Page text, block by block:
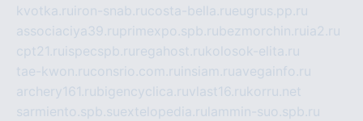
kvotka.ru iron-snab.rucosta-bella.rueugrus.pp.ru
associaciya39.ruprimexpo.spb.rubezmorchin.ru ia2.ru
cpt21.ru ispecspb.ru regahost.rukolosok-elita.ru
tae-kwon.ruconsrio.com.ru insiam.ruavegainfo.ru
archery161.rubigencyclica.ruvlast16.rukorru.net
sarmiento.spb.suextelopedia.ru lammin-suo.spb.ru